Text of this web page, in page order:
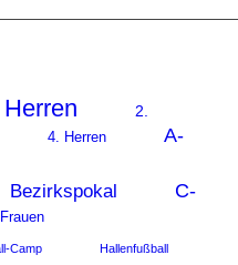
2.
4. Herren
A-
Bezirkspokal
C-
Frauen
Camp
Hallenfußball